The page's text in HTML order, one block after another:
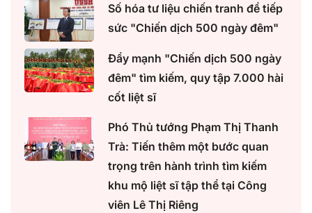
Số hóa tư liệu chiến tranh để tiếp
sức "Chiến dịch 500 ngày đêm"
Đẩy mạnh "Chiến dịch 500 ngày
đêm" tìm kiếm, quy tập 7.000 hài
cốt liệt sĩ
Phó Thủ tướng Phạm Thị Thanh
Trà: Tiến thêm một bước quan
trọng trên hành trình tìm kiếm
khu mộ liệt sĩ tập thể tại Công
viên Lê Thị Riêng